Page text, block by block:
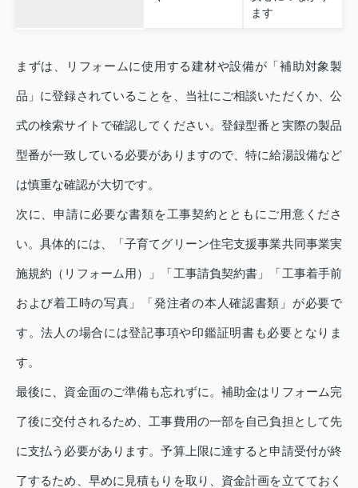
ます
まずは、リフォームに使用する建材や設備が「補助対象製
品」に登録されていることを、当社にご相談いただくか、公
式の検索サイトで確認してください。登録型番と実際の製品
型番が一致している必要がありますので、特に給湯設備など
は慎重な確認が大切です。
次に、申請に必要な書類を工事契約とともにご用意くださ
い。具体的には、「子育てグリーン住宅支援事業共同事業実
施規約（リフォーム用）」「工事請負契約書」「工事着手前
および着工時の写真」「発注者の本人確認書類」が必要で
す。法人の場合には登記事項や印鑑証明書も必要となりま
す。
最後に、資金面のご準備も忘れずに。補助金はリフォーム完
了後に交付されるため、工事費用の一部を自己負担として先
に支払う必要があります。予算上限に達すると申請受付が終
了するため、早めに見積もりを取り、資金計画を立てておく